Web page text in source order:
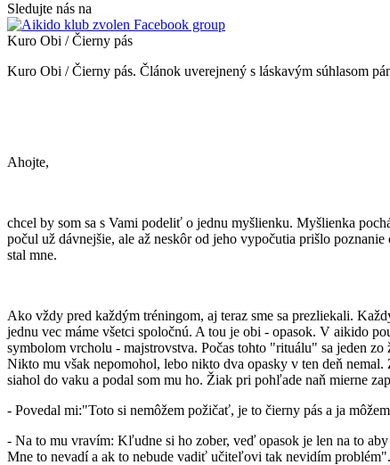
Sledujte nás na
Kuro Obi / Čierny pás
Kuro Obi / Čierny pás. Článok uverejnený s láskavým súhlasom
Ahojte,
chcel by som sa s Vami podeliť o jednu myšlienku. Myšlienka
počul už dávnejšie, ale až neskôr od jeho vypočutia prišlo
stal mne.
Ako vždy pred každým tréningom, aj teraz sme sa prezliekali.
jednu vec máme všetci spoločnú. A tou je obi - opasok. V aikido
symbolom vrcholu - majstrovstva. Počas tohto "rituálu" sa jeden
Nikto mu však nepomohol, lebo nikto dva opasky v ten deň
siahol do vaku a podal som mu ho. Žiak pri pohľade naň mierne
- Povedal mi:"Toto si nemôžem požičať, je to čierny pás a ja
- Na to mu vravím: Kľudne si ho zober, veď opasok je len na to
Mne to nevadí a ak to nebude vadiť učiteľovi tak nevidím problém".